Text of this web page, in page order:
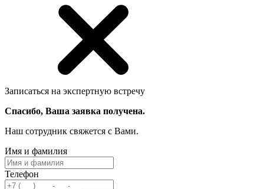
Записаться на экспертную встречу
Спасибо, Ваша заявка получена.
Наш сотрудник свяжется с Вами.
Имя и фамилия
Телефон